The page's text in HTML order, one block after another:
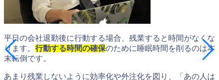
平日の会社退勤後に行動する場合、残業すると時間がなくな
ります。 行動する時間の確保のために睡眠時間を削るのは本
末転倒です。
あまり残業しないように効率化や外注化を図り、「あの人は